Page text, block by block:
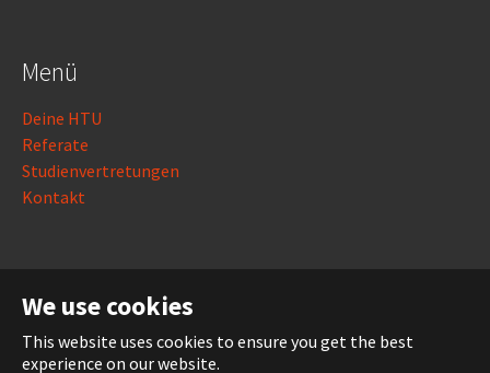
We use cookies
This website uses cookies to ensure you get the best
experience on our website.
Menü
Deine HTU
Referate
Studienvertretungen
Kontakt
Impressum
Datenschutz